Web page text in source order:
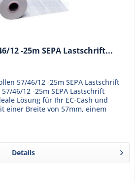
12 -25m SEPA Lastschrift...
57/46/12 -25m SEPA Lastschrift
46/12 -25m SEPA Lastschrift
Lösung für Ihr EC-Cash und
einer Breite von 57mm, einem
Details